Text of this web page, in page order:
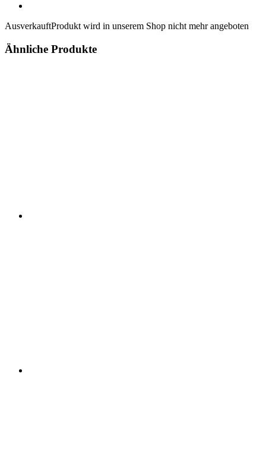
AusverkauftProdukt wird in unserem Shop nicht mehr angeboten
Ähnliche Produkte